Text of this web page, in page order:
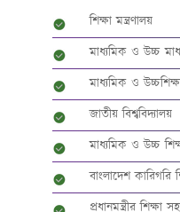
শিক্ষা মন্ত্রণালয়
মাধ্যমিক ও উচ্চ
মাধ্যমিক ও
জাতীয় বিশ্ববিদ্যালয়
মাধ্যমিক ও উচ্চ
বাংলাদেশ কারিগরি
প্রধানমন্ত্রীর শিক্ষা